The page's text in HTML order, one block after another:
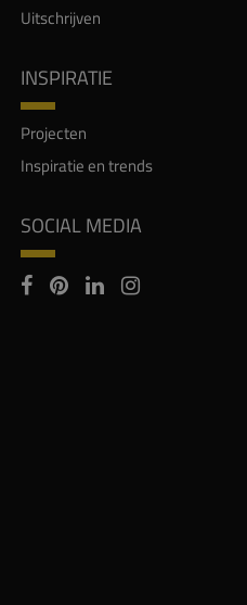
Uitschrijven
INSPIRATIE
Projecten
Inspiratie en trends
SOCIAL MEDIA